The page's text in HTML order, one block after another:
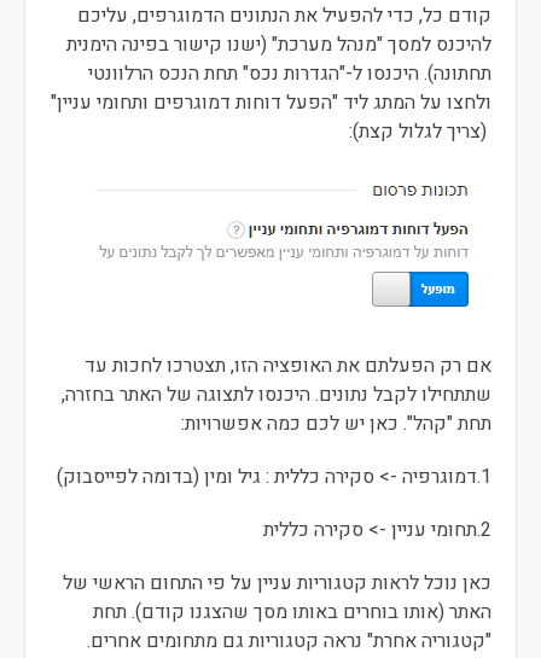
קודם כל, כדי להפעיל את הנתונים הדמוגרפים, עליכם
להיכנס למסך "מנהל מערכת" (ישנו קישור בפינה הימנית
תחתונה). היכנסו ל-"הגדרות נכס" תחת הנכס הרלוונטי
ולחצו על המתג ליד "הפעל דוחות דמוגרפים ותחומי עניין"
(צריך לגלול קצת):
אם רק הפעלתם את האופציה הזו, תצטרכו לחכות עד
שתתחילו לקבל נתונים. היכנסו לתצוגה של האתר בחזרה,
תחת "קהל". כאן יש לכם כמה אפשרויות:
1.דמוגרפיה -> סקירה כללית : גיל ומין (בדומה לפייסבוק)
2.תחומי עניין -> סקירה כללית
כאן נוכל לראות קטגוריות עניין על פי התחום הראשי של
האתר (אותו בוחרים באותו מסך שהצגנו קודם). תחת
"קטגוריה אחרת" נראה קטגוריות גם מתחומים אחרים.